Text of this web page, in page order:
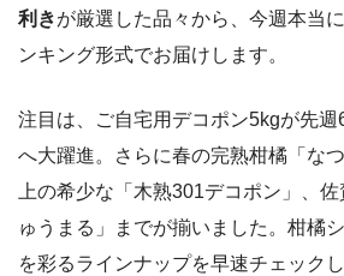
利きが厳選した品々から、今週本当
ンキング形式でお届けします。
注目は、ご自宅用デコポン5kgが先
へ大躍進。さらに春の完熟柑橘「な
上の希少な「木熟301デコポン」、
ゅうまる」までが揃いました。柑橘
を彩るラインナップを早速チェック